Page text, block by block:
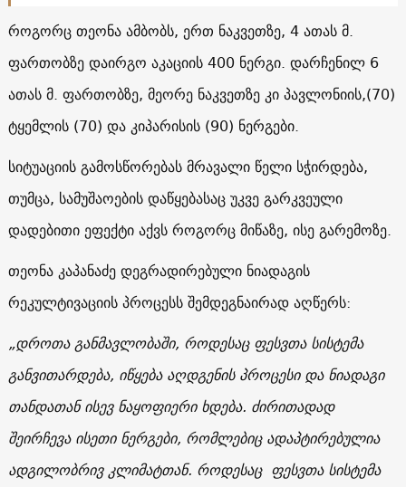
როგორც თეონა ამბობს, ერთ ნაკვეთზე, 4 ათას მ.
ფართობზე დაირგო აკაციის 400 ნერგი. დარჩენილ 6
ათას მ. ფართობზე, მეორე ნაკვეთზე კი პავლონიის,(70)
ტყემლის (70) და კიპარისის (90) ნერგები.
სიტუაციის გამოსწორებას მრავალი წელი სჭირდება,
თუმცა, სამუშაოების დაწყებასაც უკვე გარკვეული
დადებითი ეფექტი აქვს როგორც მიწაზე, ისე გარემოზე.
თეონა კაპანაძე დეგრადირებული ნიადაგის
რეკულტივაციის პროცესს შემდეგნაირად აღწერს:
„დროთა განმავლობაში, როდესაც ფესვთა სისტემა
განვითარდება, იწყება აღდგენის პროცესი და ნიადაგი
თანდათან ისევ ნაყოფიერი ხდება. ძირითადად
შეირჩევა ისეთი ნერგები, რომლებიც ადაპტირებულია
ადგილობრივ კლიმატთან. როდესაც ფესვთა სისტემა